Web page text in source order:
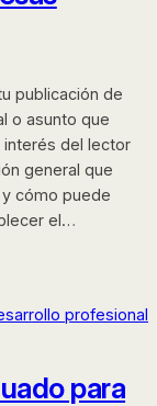
publicación de
o asunto que
interés del lector
general que
cómo puede
el…
para